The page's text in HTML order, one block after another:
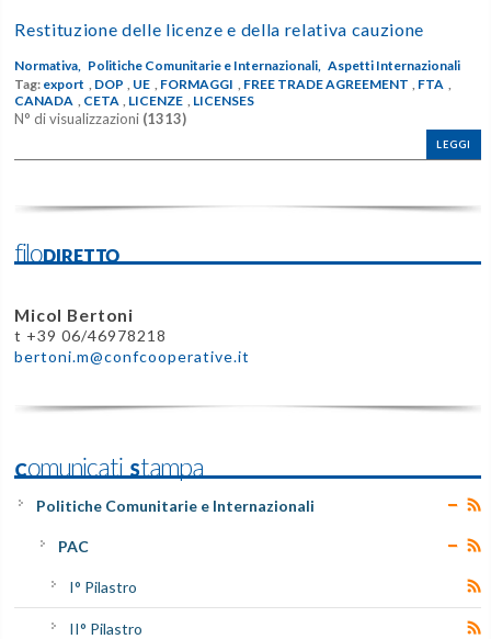
Restituzione delle licenze e della relativa cauzione
Normativa, Politiche Comunitarie e Internazionali, Aspetti Internazionali
Tag: export , DOP , UE , FORMAGGI , FREE TRADE AGREEMENT , FTA ,
CANADA , CETA , LICENZE , LICENSES
N° di visualizzazioni (1313)
LEGGI
filoDIRETTO
Micol Bertoni
t +39 06/46978218
bertoni.m@confcooperative.it
Comunicati Stampa
Politiche Comunitarie e Internazionali
PAC
I° Pilastro
II° Pilastro